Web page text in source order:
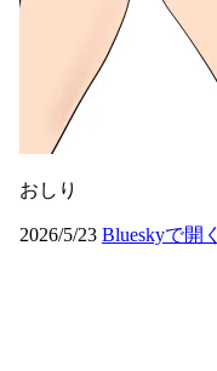
おしり
2026/5/23 Blueskyで開く